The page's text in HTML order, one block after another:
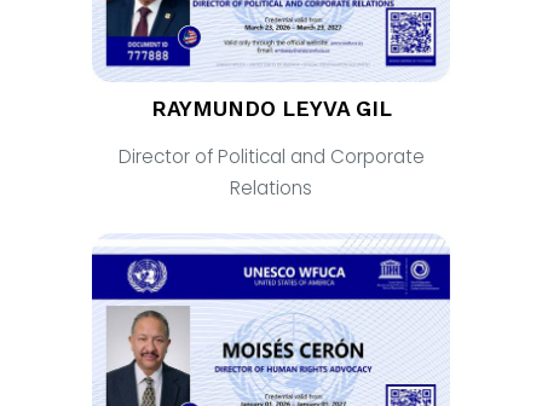
RAYMUNDO LEYVA GIL
Director of Political and Corporate
Relations